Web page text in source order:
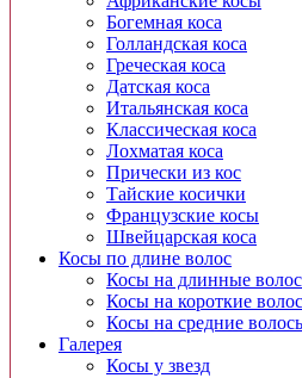
Богемная коса
Голландская коса
Греческая коса
Датская коса
Итальянская коса
Классическая коса
Лохматая коса
Прически из кос
Тайские косички
Французские косы
Швейцарская коса
Косы по длине волос
Косы на длинные
Косы на короткие
Косы на средние
Галерея
Косы у звезд